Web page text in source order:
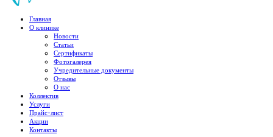
Главная
О клинике
Новости
Статьи
Сертификаты
Фотогалерея
Учредительные документы
Отзывы
О нас
Коллектив
Услуги
Прайс-лист
Акции
Контакты